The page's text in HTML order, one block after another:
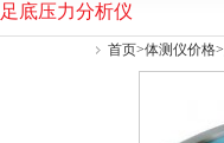
足底压力分析仪
首页>体测仪价格>